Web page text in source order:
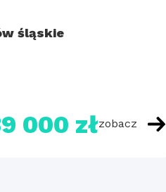
śląskie
000 złzobacz